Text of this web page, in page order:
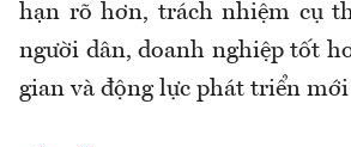
hạn rõ hơn, trách nhiệm cụ
người dân, doanh nghiệp tốt
gian và động lực phát triển